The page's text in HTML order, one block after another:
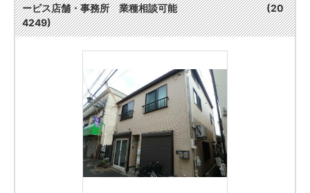
ービス店舗・事務所 業種相談可能 (20
4249)